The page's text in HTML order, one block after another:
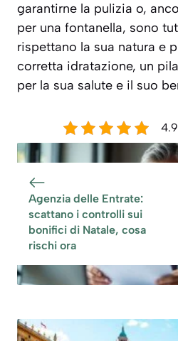
garantirne la pulizia o,
per una fontanella, sono
rispettano la sua natura e
corretta idratazione, un
per la sua salute e il suo
Agenzia delle Entrate:
scattano i controlli sui
bonifici di Natale, cosa
rischi ora